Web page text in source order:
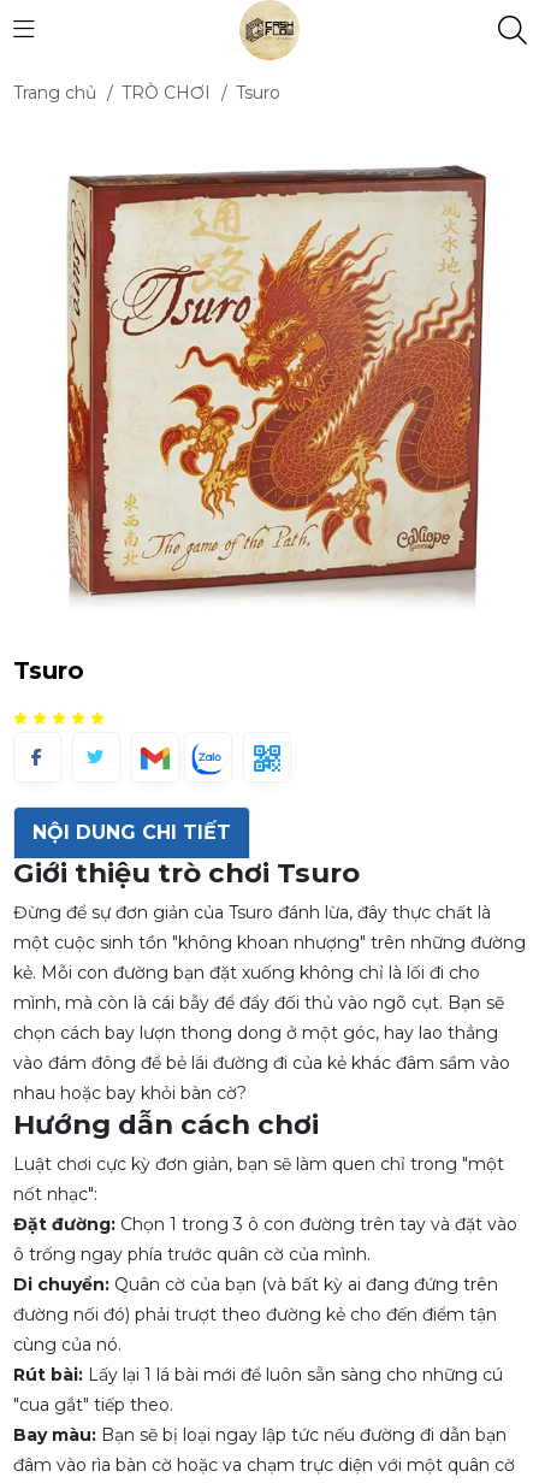
Trang chủ / TRÒ CHƠI / Tsuro
Tsuro
NỘI DUNG CHI TIẾT
Giới thiệu trò chơi Tsuro
Đừng để sự đơn giản của Tsuro đánh lừa, đây thực chất là
một cuộc sinh tồn "không khoan nhượng" trên những đường
kẻ. Mỗi con đường bạn đặt xuống không chỉ là lối đi cho
mình, mà còn là cái bẫy để đẩy đối thủ vào ngõ cụt. Bạn sẽ
chọn cách bay lượn thong dong ở một góc, hay lao thẳng
vào đám đông để bẻ lái đường đi của kẻ khác đâm sầm vào
nhau hoặc bay khỏi bàn cờ?
Hướng dẫn cách chơi
Luật chơi cực kỳ đơn giản, bạn sẽ làm quen chỉ trong "một
nốt nhạc":
Đặt đường:Chọn 1 trong 3 ô con đường trên tay và đặt vào
ô trống ngay phía trước quân cờ của mình.
Di chuyển:Quân cờ của bạn (và bất kỳ ai đang đứng trên
đường nối đó) phải trượt theo đường kẻ cho đến điểm tận
cùng của nó.
Rút bài:Lấy lại 1 lá bài mới để luôn sẵn sàng cho những cú
"cua gắt" tiếp theo.
Bay màu:Bạn sẽ bị loại ngay lập tức nếu đường đi dẫn bạn
đâm vào rìa bàn cờ hoặc va chạm trực diện với một quân cờ